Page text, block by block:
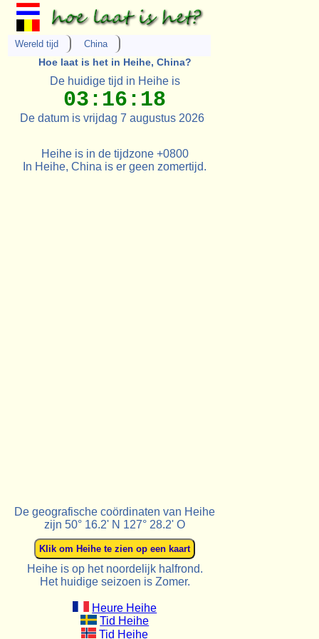
Wereld tijd China
Hoe laat is het in Heihe, China?
De huidige tijd in Heihe is
03:16:18
De datum is vrijdag 7 augustus 2026
Heihe is in de tijdzone +0800
In Heihe, China is er geen zomertijd.
De geografische coördinaten van Heihe
zijn 50° 16.2' N 127° 28.2' O
Heihe is op het noordelijk halfrond.
Het huidige seizoen is Zomer.
Heure Heihe
Tid Heihe
Tid Heihe